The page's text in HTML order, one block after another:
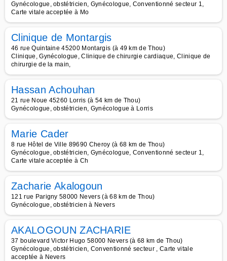
Gynécologue, obstétricien, Gynécologue, Conventionné secteur 1,
Carte vitale acceptée à Mo
Clinique de Montargis
46 rue Quintaine 45200 Montargis (à 49 km de Thou)
Clinique, Gynécologue, Clinique de chirurgie cardiaque, Clinique de
chirurgie de la main,
Hassan Achouhan
21 rue Noue 45260 Lorris (à 54 km de Thou)
Gynécologue, obstétricien, Gynécologue à Lorris
Marie Cader
8 rue Hôtel de Ville 89690 Cheroy (à 68 km de Thou)
Gynécologue, obstétricien, Gynécologue, Conventionné secteur 1,
Carte vitale acceptée à Ch
Zacharie Akalogoun
121 rue Parigny 58000 Nevers (à 68 km de Thou)
Gynécologue, obstétricien à Nevers
AKALOGOUN ZACHARIE
37 boulevard Victor Hugo 58000 Nevers (à 68 km de Thou)
Gynécologue, obstétricien, Conventionné secteur , Carte vitale
acceptée à Nevers